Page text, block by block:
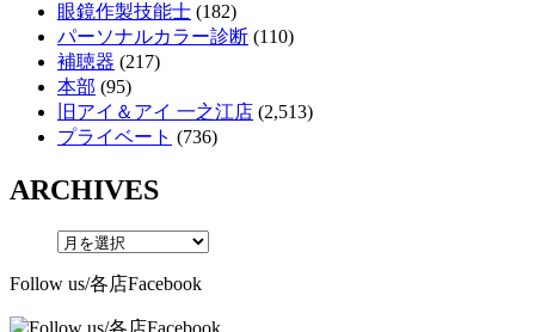
眼鏡作製技能士 (182)
パーソナルカラー診断 (110)
補聴器 (217)
本部 (95)
旧アイ＆アイ 一之江店 (2,513)
プライベート (736)
ARCHIVES
Follow us/各店Facebook